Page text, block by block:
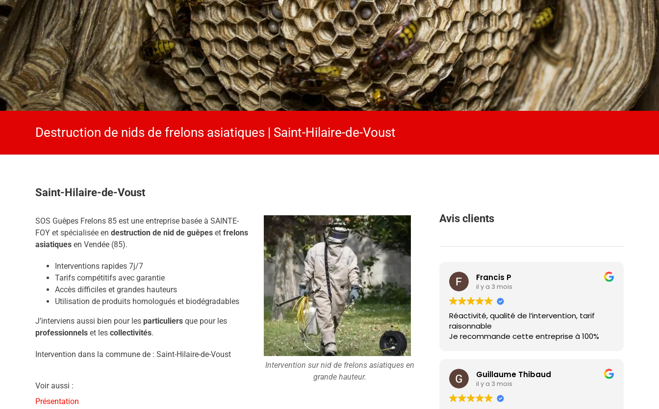
Destruction de nids de frelons asiatiques | Saint-Hilaire-de-Voust
Saint-Hilaire-de-Voust
Intervention sur nid de frelons asiatiques en
grande hauteur.
SOS Guêpes Frelons 85 est une entreprise basée à SAINTE-
FOY et spécialisée en destruction de nid de guêpeset frelons
asiatiquesen Vendée (85).
Interventions rapides 7j/7
Tarifs compétitifs avec garantie
Accès difficiles et grandes hauteurs
Utilisation de produits homologués et biodégradables
J’interviens aussi bien pour les particuliersque pour les
professionnelset les collectivités.
Intervention dans la commune de : Saint-Hilaire-de-Voust
Voir aussi :
Présentation
Avis clients
Francis P
il y a 3 mois
Réactivité, qualité de l’intervention, tarif
raisonnable
Je recommande cette entreprise à 100%
Guillaume Thibaud
il y a 3 mois